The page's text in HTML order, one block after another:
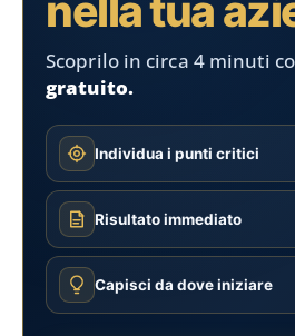
nella tua
Scoprilo in circa 4 minuti
gratuito.
Individua i punti critici
Risultato immediato
Capisci da dove iniziare